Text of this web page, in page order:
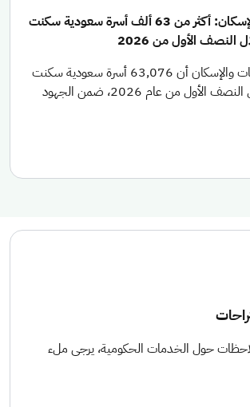
وزارة البلديات والإسكان: أكثر من 63 ألف أسرة سعودية سكنت
الأول من 2026
كشفت وزارة البلديات والإسكان أن 63,076 أسرة سعودية سكنت
مسكنها الأول خلال النصف الأول من عام 2026، ضمن الجهود
حول الخدمات الحكومية، يرجى ملء